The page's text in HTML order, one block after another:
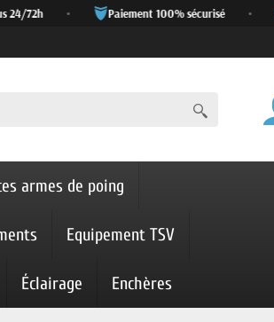
72h Paiement 100% sécurisé
armes de poing
Equipement TSV
Éclairage Enchères